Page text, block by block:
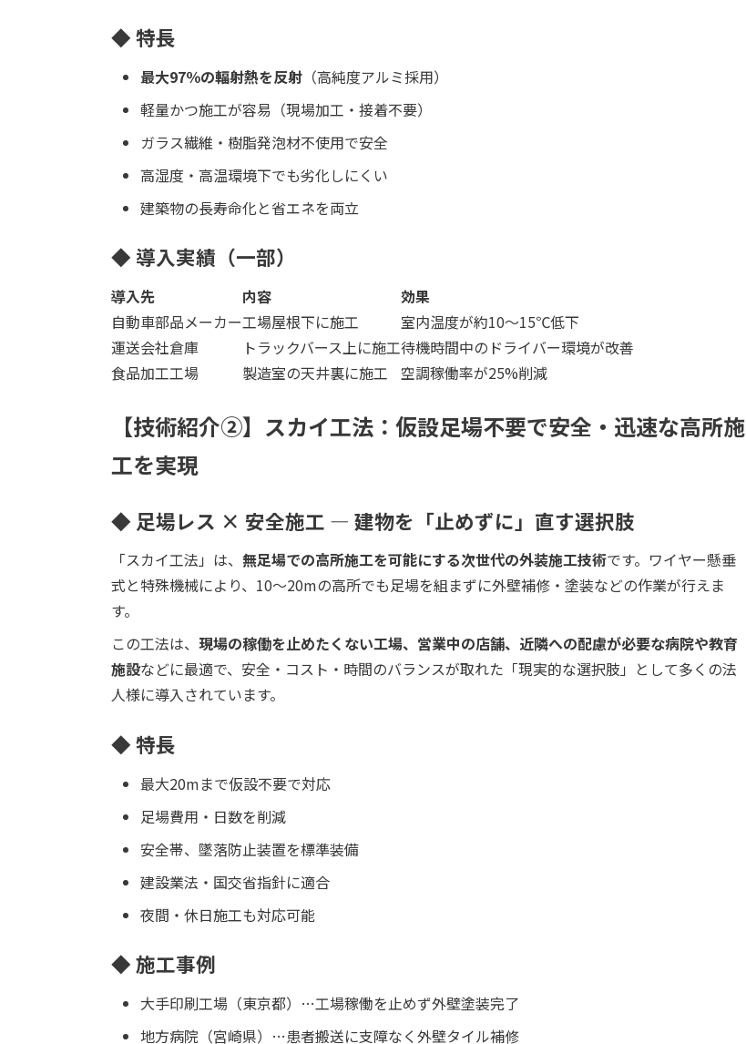
◆ 特長
最大97％の輻射熱を反射 （高純度アルミ採用）
軽量かつ施工が容易（現場加工・接着不要）
ガラス繊維・樹脂発泡材不使用で安全
高湿度・高温環境下でも劣化しにくい
建築物の長寿命化と省エネを両立
◆ 導入実績（一部）
導入先 内容
効果
自動車部品メーカー工場屋根下に施工
室内温度が約10〜15℃低下
運送会社倉庫
トラックバース上に施工待機時間中のドライバー環境が改善
食品加工工場
製造室の天井裏に施工 空調稼働率が25%削減
【技術紹介②】スカイ工法：仮設足場不要で安全・迅速な高所施
工を実現
◆ 足場レス × 安全施工 ― 建物を「止めずに」直す選択肢
「スカイ工法」は、 無足場での高所施工を可能にする次世代の外装施工技術です。ワイヤー懸垂
式と特殊機械により、10～20mの高所でも足場を組まずに外壁補修・塗装などの作業が行えま
す。
この工法は、 現場の稼働を止めたくない工場、営業中の店舗、近隣への配慮が必要な病院や教育
施設などに最適で、安全・コスト・時間のバランスが取れた「現実的な選択肢」として多くの法
人様に導入されています。
◆ 特長
最大20mまで仮設不要で対応
足場費用・日数を削減
安全帯、墜落防止装置を標準装備
建設業法・国交省指針に適合
夜間・休日施工も対応可能
◆ 施工事例
大手印刷工場（東京都）…工場稼働を止めず外壁塗装完了
地方病院（宮崎県）…患者搬送に支障なく外壁タイル補修